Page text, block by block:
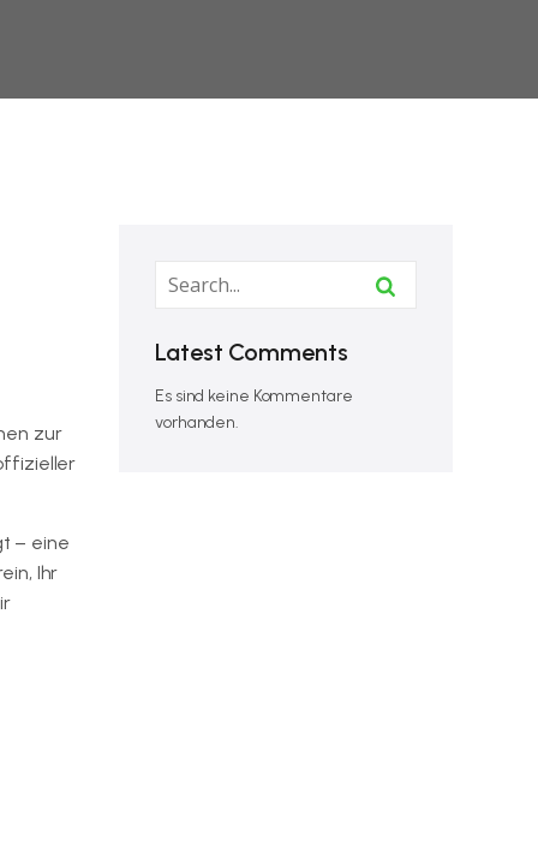
zur
– eine
Ihr
Latest Comments
Es sind keine Kommentare
vorhanden.